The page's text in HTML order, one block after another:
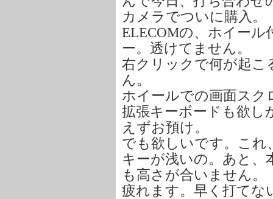
カメラでついに購入。
ELECOMの、ホイー
ー。透けてません。
右クリックで何が起こ
ん。
ホイールでの画面スク
拡張キーボードも欲し
えずお預け。
でも欲しいです。こ
キーが浅いの。あと、
も高さが合いません。
疲れます。早く打てな